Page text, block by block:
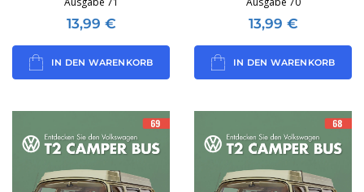
13,99 €
IN DEN WARENKORB
13,99 €
IN DEN WARENKORB